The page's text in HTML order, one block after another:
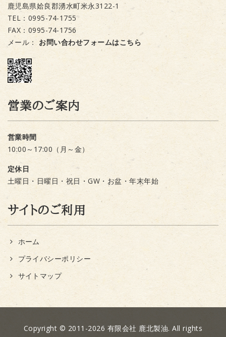
鹿児島県姶良郡湧水町米永3122-1
TEL：0995-74-1755
FAX：0995-74-1756
メール： お問い合わせフォームはこちら
営業のご案内
営業時間
10:00～17:00（月～金）
定休日
土曜日・日曜日・祝日・GW・お盆・年末年始
サイトのご利用
ホーム
プライバシーポリシー
サイトマップ
Copyright © 2011-2026 有限会社 鹿北製油. All rights